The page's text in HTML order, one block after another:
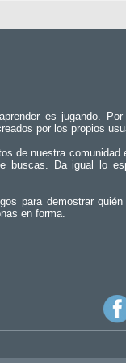
es jugando.
por los propios
de nuestra comunidad
buscas. Da igual lo
para demostrar
en forma.